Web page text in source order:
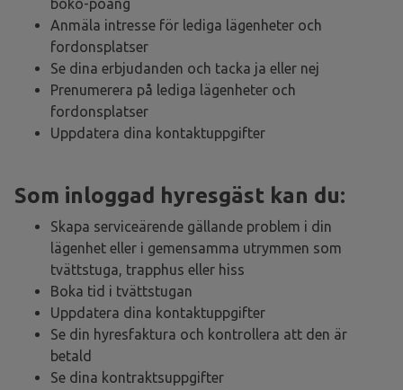
bokö-poäng
Anmäla intresse för lediga lägenheter och
fordonsplatser
Se dina erbjudanden och tacka ja eller nej
Prenumerera på lediga lägenheter och
fordonsplatser
Uppdatera dina kontaktuppgifter
Som inloggad hyresgäst kan du:
Skapa serviceärende gällande problem i din
lägenhet eller i gemensamma utrymmen som
tvättstuga, trapphus eller hiss
Boka tid i tvättstugan
Uppdatera dina kontaktuppgifter
Se din hyresfaktura och kontrollera att den är
betald
Se dina kontraktsuppgifter